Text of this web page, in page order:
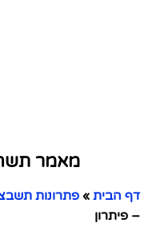
מאמר
דף הבית » פתרונות
– פיתרון